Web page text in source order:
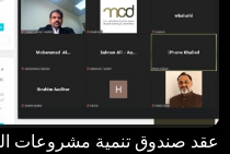
عقد صندوق تنمية مشروعات